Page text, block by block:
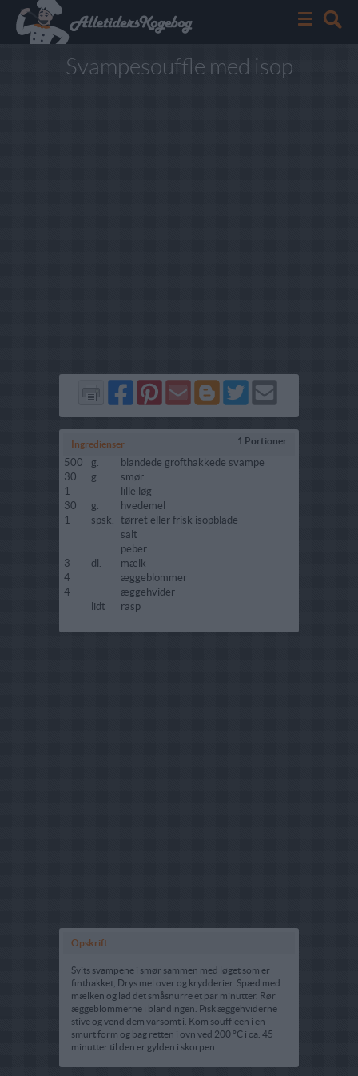
Svampesouffle med isop
Del
på
Facebook
Del
på
Pinterest
Send
via
GMail
Del
på
Blogger
Del
på
Twitter
Send
Ingredienser 1 Portioner
500 g.
blandede grofthakkede svampe
30
g.
smør
1
lille løg
30
g.
hvedemel
1
spsk. tørret eller frisk isopblade
salt
peber
3
dl.
mælk
4
æggeblommer
4
æggehvider
lidt
rasp
Opskrift
Svits svampene i smør sammen med løget som er
finthakket, Drys mel over og krydderier. Spæd med
mælken og lad det småsnurre et par minutter. Rør
æggeblommerne i blandingen. Pisk æggehviderne
stive og vend dem varsomt i. Kom souffleen i en
smurt form og bag retten i ovn ved 200 °C i ca. 45
minutter til den er gylden i skorpen.